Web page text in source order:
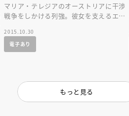
マリア・テレジアのオーストリアに干渉
戦争をしかける列強。彼女を支えるエド
描く完結編！
2015.10.30
電子あり
もっと見る